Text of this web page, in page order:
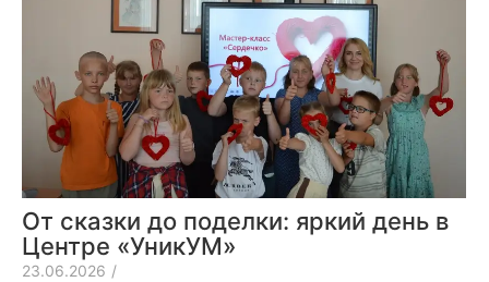
От сказки до поделки: яркий день в
Центре «УникУМ»
23.06.2026 /